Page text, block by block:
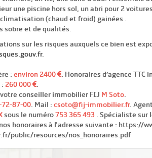
une piscine hors sol, un abri pour 2
(chaud et froid) gainées .
sobre et de qualités.
sur les risques auxquels ce bien est
.
: environ 2400 . Honoraires d’agence TTC
260 000
.
conseiller immobilier FIJ M Soto.
87-00. Mail : csoto@fij-immobilier.fr.
sous le numéro753 365 493 . Spécialiste sur
honoraires à l'adresse suivante : https://
public/resources/nos_honoraires.pdf